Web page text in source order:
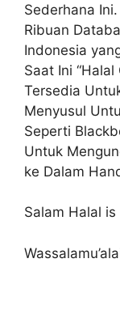
Sederhana
Ribuan
Indonesia
Saat Ini
Tersedia
Menyusul
Seperti
Untuk
ke Dalam
Salam Halal is